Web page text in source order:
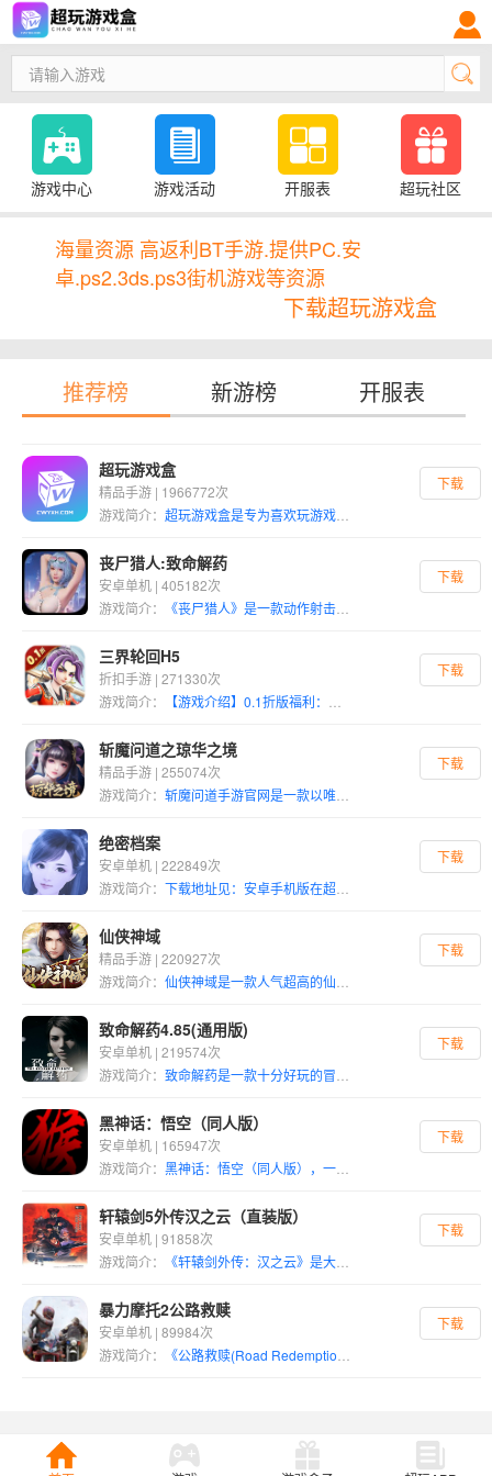
游戏中心 游戏活动 开服表 超玩社区
海量资源 高返利BT手游.提供PC.安
卓.ps2.3ds.ps3街机游戏等资源
下载超玩游戏盒
推荐榜 新游榜 开服表
超玩游戏盒
精品手游 | 1966772次
游戏简介： 超玩游戏盒是专为喜欢玩游戏的用户提供的一系列休闲娱乐游戏平台，其中包括精品单机游戏，PC游戏，PS3游戏，PSV游戏等等。正版折扣手游、免谷歌手游、小霸王FC，街机游戏拳皇三国战记双截龙。能够满足不同年龄段、不同群体对于游戏的需求，每日都会发布大量的新品游戏，提供最新的手游资讯、手游攻略、游戏活动等信息，还可以免费领取各种游戏礼包，分分钟助你成大神，平台内所有游戏均经过多种软件安全扫描和人工测试以及玩家点评，在“手游盒子”你可以下载到最新、最酷的免费手机游戏，让你的闲暇时间变得丰富多彩，感兴趣的用户快来下载吧。
下载
丧尸猎人:致命解药
安卓单机 | 405182次
游戏简介：
《丧尸猎人》是一款动作射击游戏，讲述了一个没有安全地方的世界。在丧尸病毒的爆发下，整个人类几近灭绝，而丧尸群体却横行无忌，构成了人类生存的巨大威胁。作为人类最后的希望，你必须与其他幸存者一起奋力战斗，守护最后的人类。 《丧尸猎人：求生》主要玩法 在游戏中，玩家可以自由探索不同的地点和环境，发现隐藏的秘密和宝藏。这为玩家提供了一个无限辽阔的世界，让他们可以尽情地探索和追求冒险。而在这个世界中，玩家需要收集强大的武器和装备，并不断升级它们，以提高战斗效果。只有通过不断的挑战和打怪，玩家才能够获得足够的实力来对抗越来越强大的僵尸。
下载
三界轮回H5
折扣手游 | 271330次
游戏简介：
【游戏介绍】0.1折版福利：游戏内所有充值统统0.1折，所有充值礼包0.1折出售。这是一款国风西游题材的回合制挂机游戏，游戏主线采用中国经典西游神话故事，融入大量的中国放置挂机玩法，给玩家一种全新的体验，游戏玩法丰富多样，有眩晕、出手速度等多种设定，需要玩家细心研究阵容搭配！
下载
斩魔问道之琼华之境
精品手游 | 255074次
游戏简介： 斩魔问道手游官网是一款以唯美的国风仙侠特色风格所打造的一仙侠冒险游戏，而且此版本更为特殊，也是众多玩家们所青睐的，上线就能直接领取到超多红包福利，还能随时提现到账。玩家可以在精美构筑的逍遥画卷中独行遨游，行侠仗义。也可以开宗立派召集各路仙友筑道九天，抵御强敌入侵。开辟一条只属于自己的仙侠之路，强者之路。
下载
绝密档案
安卓单机 | 222849次
游戏简介： 下载地址见：安卓手机版在超玩游戏盒app模拟器区 （电脑版在超玩游戏盒社区） PC资源分享置顶 《绝密档案Secret archives》是一款原创开发的第三人称射击游戏，游戏内容包括解谜、射击、驾驶等主要元素之外，还包含了大家喜闻乐见的换装功能。
下载
仙侠神域
精品手游 | 220927次
游戏简介： 仙侠神域是一款人气超高的仙侠游戏，这里有着非常完善的职业养成模式，超多的属性BUFF加持，让玩家能够拥有着强大的战力，各种法宝神兵将伴你一路同行遨游修仙天地!近战剑侠，远程射手，爆发刺客，治疗辅助，多种职业任意挑选!人物外观个性精美，技能特效华丽酷炫!战斗感震撼十足，海量BOSS秒爆神装，道具装备自由交易!百变精灵萌宠并肩作战，霸气坐骑带你遨游仙界!邂逅命中注定的TA，携手白头共建家园，还有宝宝系统哦~更多精彩玩法等你来探索!
下载
致命解药4.85(通用版)
安卓单机 | 219574次
游戏简介： 致命解药是一款十分好玩的冒险射击类手游，玩家们将作为一名熟练的特工，前往病毒感染处寻找可以让人类恢复的解药，你需要与各种变异的怪物进行战斗，收集资源解锁武器。 作为一名特工，你需要前往病毒感染去寻找拯救人类的解药，深陷危机当中，与变异的生物，可怕的僵尸进行对抗，四处去收集资源，解锁更强劲的武器，保护自己的安全，开放的地图，紧张的氛围很刺激。
下载
黑神话：悟空（同人版）
安卓单机 | 165947次
游戏简介： 黑神话：悟空（同人版），一款玩家自制模组游戏。
下载
轩辕剑5外传汉之云（直装版）
安卓单机 | 91858次
游戏简介：
《轩辕剑外传：汉之云》是大宇资讯旗下经典单机角色扮演游戏《轩辕剑》系列的第九部作品。 游戏背景设定在玩家熟悉的三国时代，与《轩辕剑伍：一剑凌云山海情》和《轩辕剑外传：云之遥》并称“轩辕剑伍系列三部曲”，本作为轩伍系列之第二部，剧情时间顺序为三部曲的中篇。 游戏已于2007年12月19日在中国台湾地区发售，2009年1月10日在中国大陆发售。
下载
暴力摩托2公路救赎
安卓单机 | 89984次
游戏简介：
《公路救赎(Road Redemption)》是Pixel Dash Studios, EQ制作发行的一款赛车竞速游戏。您可以带领您的摩托车队来场史诗般的旅程，在全国各地进行史诗般的冒险战斗。一路上，透过完成竞速比赛、暗杀，抢劫和其他挑战来赚取金钱。收集到战利品时，您的角色、摩托车、以及武器都会升级。
下载